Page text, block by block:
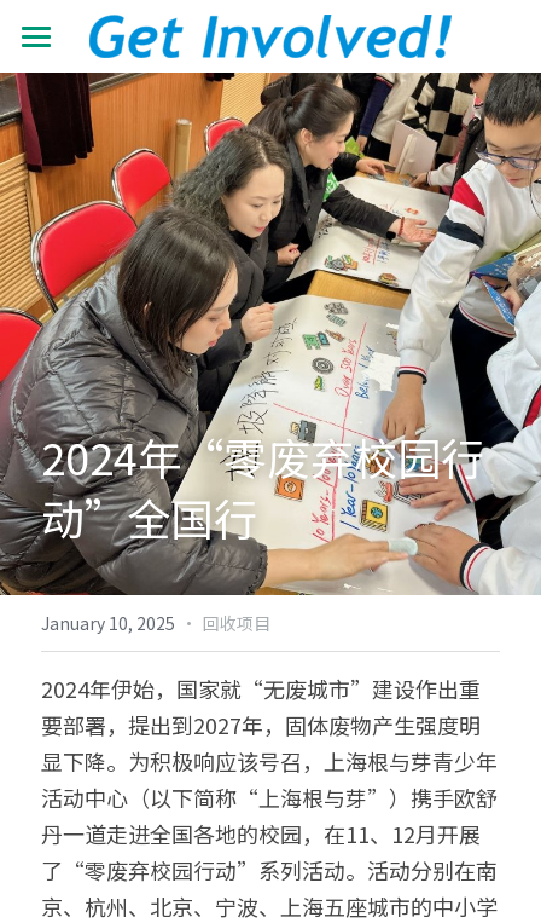
首页
关于我们
了解根与芽
认识珍·古道尔
共建伙伴
加入我们
工作领域
抵御荒漠化
可持续发展教育
有机生态教育
低碳节能倡导
营造可持续生活
助力儿童成长
倡导生物多样性
更多
最新动态
青年力量
志愿者+
学校小组
资源中心
机构年报
教材教程
影像资料
搜索
中文
中文
English
2024年“零废弃校园行
动”全国行
January 10, 2025 · 回收项目
2024年伊始，国家就“无废城市”建设作出重
要部署，提出到2027年，固体废物产生强度明
显下降。为积极响应该号召，上海根与芽青少年
活动中心（以下简称“上海根与芽”）携手欧舒
丹一道走进全国各地的校园，在11、12月开展
了“零废弃校园行动”系列活动。活动分别在南
京、杭州、北京、宁波、上海五座城市的中小学